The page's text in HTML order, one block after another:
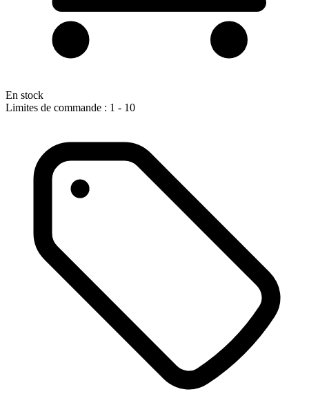
En stock
Limites de commande : 1 - 10